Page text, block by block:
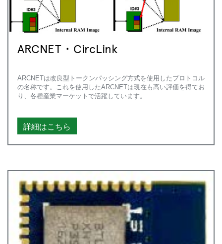
ARCNET・CircLink
ARCNETは改良型トークンパッシング方式を使用したプロトコル
の名称です。これを使用したARCNETは現在も高い評価を得てお
り、各種産業マーケットで活躍しています。
詳細はこちら